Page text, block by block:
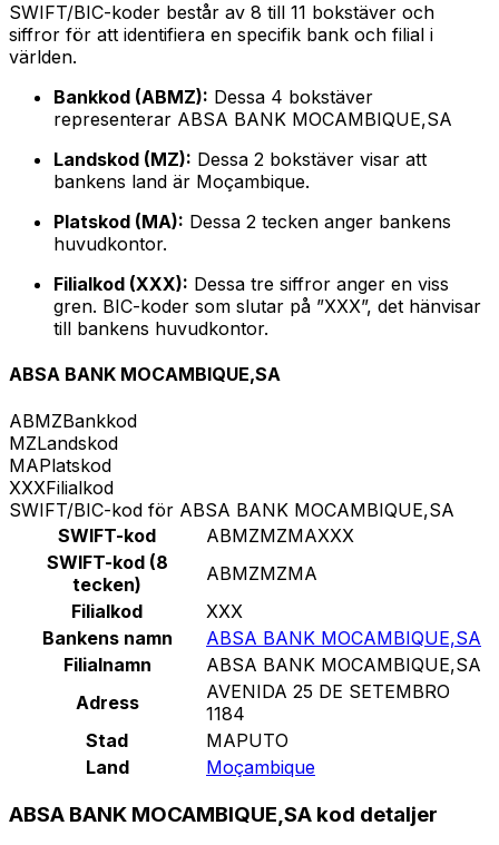
SWIFT/BIC-koder består av 8 till 11 bokstäver och
siffror för att identifiera en specifik bank och filial i
världen.
Bankkod (ABMZ): Dessa 4 bokstäver
representerar ABSA BANK MOCAMBIQUE,SA
Landskod (MZ): Dessa 2 bokstäver visar att
bankens land är Moçambique.
Platskod (MA): Dessa 2 tecken anger bankens
huvudkontor.
Filialkod (XXX): Dessa tre siffror anger en viss
gren. BIC-koder som slutar på ”XXX”, det hänvisar
till bankens huvudkontor.
ABSA BANK MOCAMBIQUE,SA
ABMZBankkod
MZLandskod
MAPlatskod
XXXFilialkod
SWIFT/BIC-kod för ABSA BANK MOCAMBIQUE,SA
SWIFT-kod
ABMZMZMAXXX
SWIFT-kod (8
tecken)
ABMZMZMA
Filialkod
XXX
Bankens namn
ABSA BANK MOCAMBIQUE,SA
Filialnamn
ABSA BANK MOCAMBIQUE,SA
Adress
AVENIDA 25 DE SETEMBRO
1184
Stad
MAPUTO
Land
Moçambique
ABSA BANK MOCAMBIQUE,SA kod detaljer